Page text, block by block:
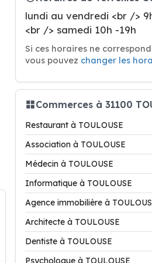
lundi au vendredi <br />
<br /> samedi 10h -19h
Si ces horaires ne
vous pouvez changer les
Commerces à 31100
Restaurant à TOULOUSE
Association à TOULOUSE
Médecin à TOULOUSE
Informatique à TOULOUSE
Agence immobilière à
Architecte à TOULOUSE
Dentiste à TOULOUSE
Psychologue à TOULOUSE